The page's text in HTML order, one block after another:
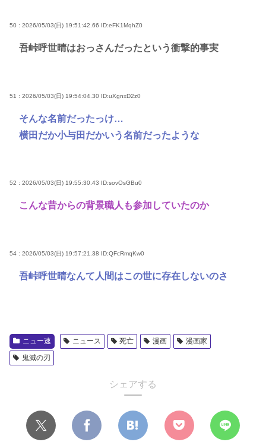
50 : 2026/05/03(日) 19:51:42.66 ID:eFK1MqhZ0
吾峠呼世晴はおっさんだったという衝撃的事実
51 : 2026/05/03(日) 19:54:04.30 ID:uXgnxD2z0
そんな名前だったっけ…
横田だか小与田だかいう名前だったような
52 : 2026/05/03(日) 19:55:30.43 ID:sovOsGBu0
こんな昔からの背景職人も参加していたのか
54 : 2026/05/03(日) 19:57:21.38 ID:QFcRmqKw0
吾峠呼世晴なんて人間はこの世に存在しないのさ
ニュー速 ニュース 死亡 漫画
漫画家
鬼滅の刃
シェアする